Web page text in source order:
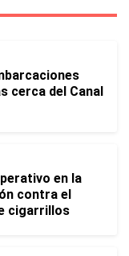
cerca del Canal
en la
contra el
cigarrillos